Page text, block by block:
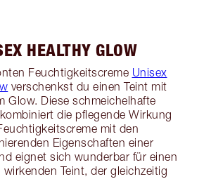
HEALTHY GLOW
Feuchtigkeitscreme Unisex
verschenkst du einen Teint mit
Glow. Diese schmeichelhafte
die pflegende Wirkung
mit den
Eigenschaften einer
eignet sich wunderbar für einen
wirkenden Teint, der gleichzeitig